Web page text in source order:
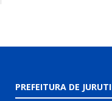
PREFEITURA DE JURUTI